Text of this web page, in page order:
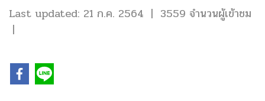
Last updated: 21 ก.ค. 2564 | 3559 จำนวนผู้เข้าชม
|